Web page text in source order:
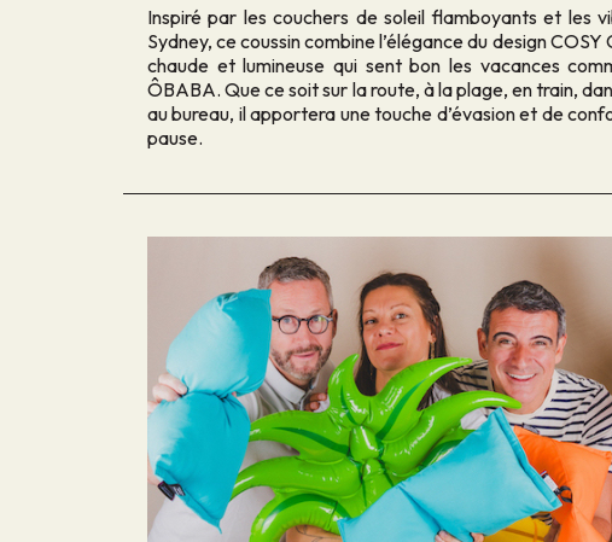
Inspiré par les couchers de soleil flamboyants et les
Sydney, ce coussin combine l’élégance du design
chaude et lumineuse qui sent bon les vacances
ÔBABA. Que ce soit sur la route, à la plage, en train,
au bureau, il apportera une touche d’évasion et de
pause.